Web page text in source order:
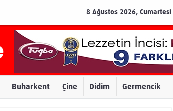
8 Ağustos 2026, Cumartesi
Buharkent Çine Didim Germencik